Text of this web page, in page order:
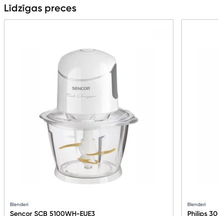
Līdzīgas preces
Blenderi
Sencor SCB 5100WH-EUE3
Blenderi
Philips